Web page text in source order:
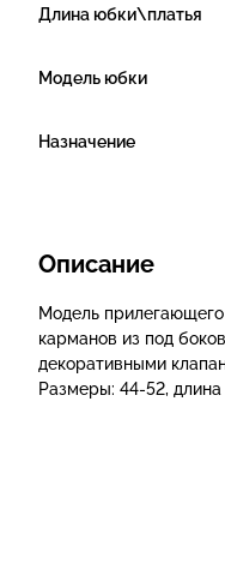
Длина юбки\платья
Модель юбки
Назначение
Описание
Модель
карманов из под
декоративными
Размеры: 44-52, длина